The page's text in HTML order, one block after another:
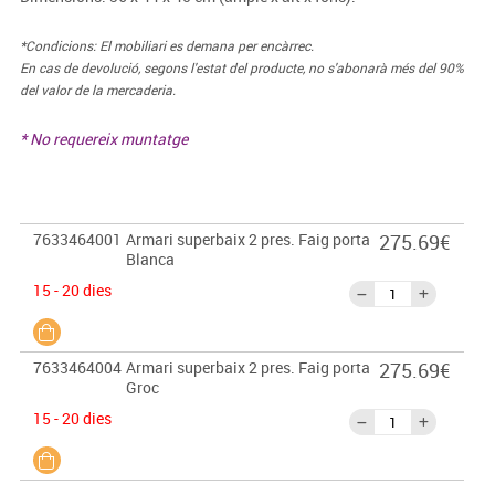
*Condicions: El mobiliari es demana per encàrrec.
En cas de devolució, segons l'estat del producte, no s'abonarà més del 90%
del valor de la mercaderia.
* No requereix muntatge
7633464001 Armari superbaix 2 pres. Faig porta
Blanca
15 - 20 dies
275.69€
7633464004 Armari superbaix 2 pres. Faig porta
Groc
15 - 20 dies
275.69€